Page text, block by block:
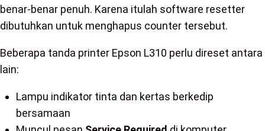
benar-benar penuh. Karena itulah software resetter
dibutuhkan untuk menghapus counter tersebut.
Beberapa tanda printer Epson L310 perlu direset antara
lain:
Lampu indikator tinta dan kertas berkedip
bersamaan